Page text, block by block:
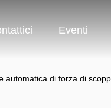
Eventi
automatica di forza di